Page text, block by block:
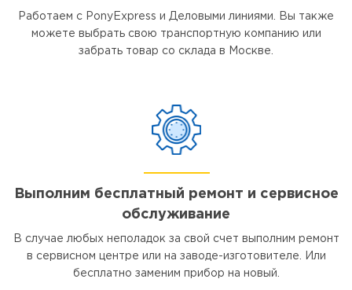
Работаем с PonyExpress и Деловыми линиями. Вы также
можете выбрать свою транспортную компанию или
забрать товар со склада в Москве.
Выполним бесплатный ремонт и сервисное
обслуживание
В случае любых неполадок за свой счет выполним ремонт
в сервисном центре или на заводе-изготовителе. Или
бесплатно заменим прибор на новый.